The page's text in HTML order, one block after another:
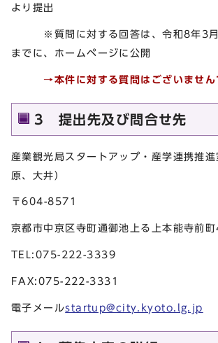
より提出
※質問に対する回答は、令和8年3月
までに、ホームページに公開
→本件に対する質問はございません
3 提出先及び問合せ先
産業観光局スタートアップ・産学連携推
原、大井）
〒604-8571
京都市中京区寺町通御池上る上本能寺前
TEL:075-222-3339
FAX:075-222-3331
電子メールstartup@city.kyoto.lg.jp